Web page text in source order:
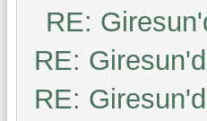
RE:
RE:
RE: